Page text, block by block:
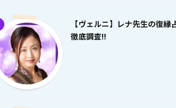
【ヴェルニ】レナ先生の復
徹底調査!!